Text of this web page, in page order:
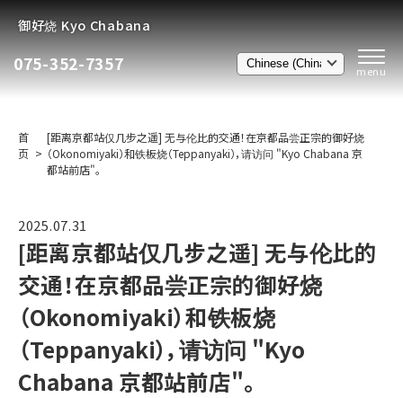
御好烧 Kyo Chabana
075-352-7357
首
页
[距离京都站仅几步之遥] 无与伦比的交通！在京都品尝正宗的御好烧
（Okonomiyaki）和铁板烧（Teppanyaki），请访问 "Kyo Chabana 京
都站前店"。
2025.07.31
[距离京都站仅几步之遥] 无与伦比的
交通！在京都品尝正宗的御好烧
（Okonomiyaki）和铁板烧
（Teppanyaki），请访问 "Kyo
Chabana 京都站前店"。